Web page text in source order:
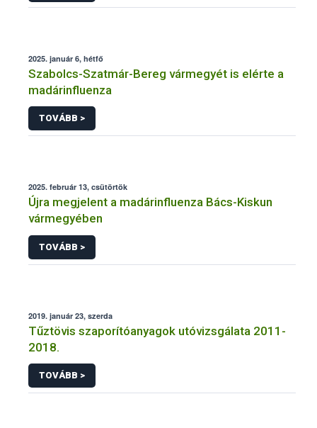
2025. január 6, hétfő
Szabolcs-Szatmár-Bereg vármegyét is elérte a
madárinfluenza
TOVÁBB >
2025. február 13, csütörtök
Újra megjelent a madárinfluenza Bács-Kiskun
vármegyében
TOVÁBB >
2019. január 23, szerda
Tűztövis szaporítóanyagok utóvizsgálata 2011-
2018.
TOVÁBB >